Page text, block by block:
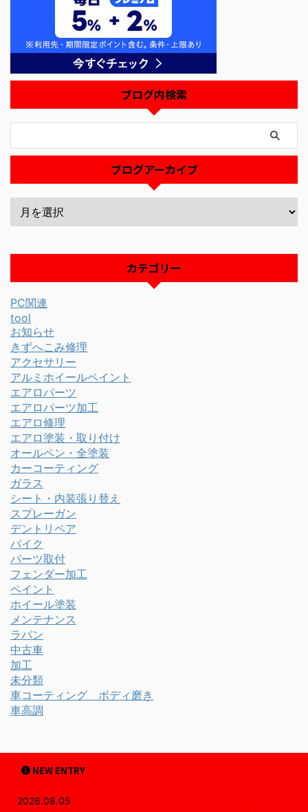
ブログ内検索
ブログアーカイブ
カテゴリー
PC関連
tool
お知らせ
きずへこみ修理
アクセサリー
アルミホイールペイント
エアロパーツ
エアロパーツ加工
エアロ修理
エアロ塗装・取り付け
オールペン・全塗装
カーコーティング
ガラス
シート・内装張り替え
スプレーガン
デントリペア
バイク
パーツ取付
フェンダー加工
ペイント
ホイール塗装
メンテナンス
ラパン
中古車
加工
未分類
車コーティング ボディ磨き
車高調
NEW ENTRY
2026.08.05